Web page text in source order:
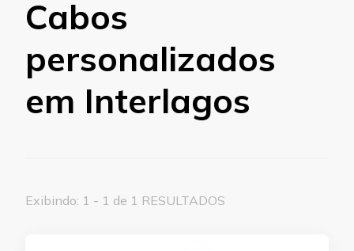
Cabos
personalizados
em Interlagos
Exibindo: 1 - 1 de 1 RESULTADOS